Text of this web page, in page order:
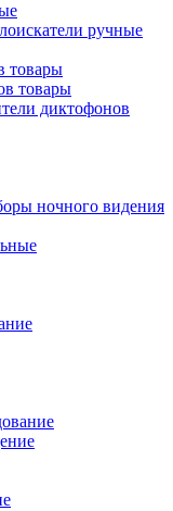
ручные
товары
товары
диктофонов
ночного видения